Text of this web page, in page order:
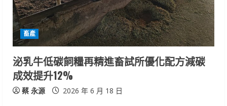
a
d
i
n
g
畜產
泌乳牛低碳飼糧再精進畜試所優化配方減碳
成效提升12%
蔡 永源 2026 年 6 月 18 日